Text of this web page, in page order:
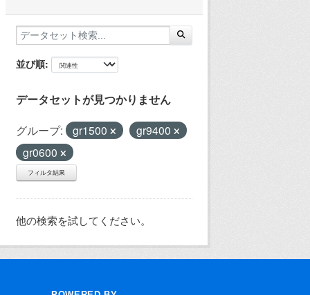
並び順
データセットが見つかりません
グループ: gr1500
gr9400
gr0600
フィルタ結果
他の検索を試してください。